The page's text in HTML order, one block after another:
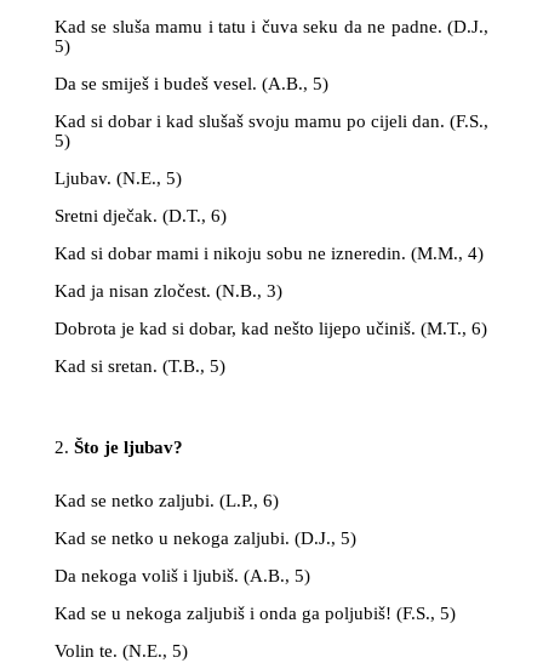
Kad se sluša mamu i tatu i čuva seku da ne padne. (D.J.,
5)
Da se smiješ i budeš vesel. (A.B., 5)
Kad si dobar i kad slušaš svoju mamu po cijeli dan. (F.S.,
5)
Ljubav. (N.E., 5)
Sretni dječak. (D.T., 6)
Kad si dobar mami i nikoju sobu ne izneredin. (M.M., 4)
Kad ja nisan zločest. (N.B., 3)
Dobrota je kad si dobar, kad nešto lijepo učiniš. (M.T., 6)
Kad si sretan. (T.B., 5)
Što je ljubav?
Kad se netko zaljubi. (L.P., 6)
Kad se netko u nekoga zaljubi. (D.J., 5)
Da nekoga voliš i ljubiš. (A.B., 5)
Kad se u nekoga zaljubiš i onda ga poljubiš! (F.S., 5)
Volin te. (N.E., 5)